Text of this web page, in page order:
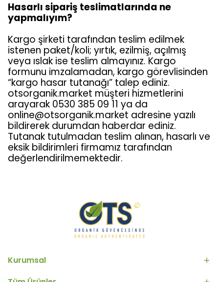
Hasarlı sipariş teslimatlarında ne
yapmalıyım?
Kargo şirketi tarafından teslim edilmek
istenen paket/koli; yırtık, ezilmiş, açılmış
veya ıslak ise teslim almayınız. Kargo
formunu imzalamadan, kargo görevlisinden
“kargo hasar tutanağı” talep ediniz.
otsorganik.market müşteri hizmetlerini
arayarak 0530 385 09 11 ya da
online@otsorganik.market adresine yazılı
bildirerek durumdan haberdar ediniz.
Tutanak tutulmadan teslim alınan, hasarlı ve
eksik bildirimleri firmamız tarafından
değerlendirilmemektedir.
Kurumsal